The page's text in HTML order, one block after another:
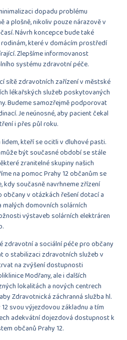
dopadu problému
a plošně, nikoliv pouze nárazově v
Návrh koncepce bude také
které v domácím prostředí
Zlepšíme informovanost
systému zdravotní péče.
sítě zdravotních zařízení v městské
lékařských služeb poskytovaných
Budeme samozřejmě podporovat
Je neúnosné, aby pacient čekal
i přes půl roku.
kteří se ocitli v dluhové pasti.
být současné období se stále
zranitelné skupiny našich
na pomoc Prahy 12 občanům se
kdy současně navrhneme zřízení
v otázkách řešení dotací a
domovních solárních
výstaveb solárních elektráren
zdravotní a sociální péče pro občany
o stabilizaci zdravotních služeb v
na zvýšení dostupnosti
Modřany, ale i dalších
lokalitách a nových centrech
Zdravotnická záchranná služba hl.
svou výjezdovou základnu a tím
adekvátní dojezdová dostupnost k
občanů Prahy 12.